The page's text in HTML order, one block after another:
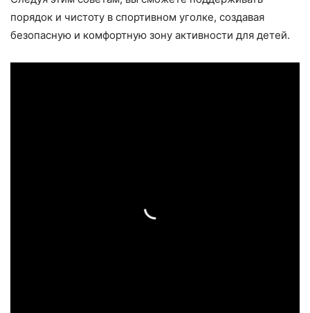
порядок и чистоту в спортивном уголке, создавая
безопасную и комфортную зону активности для детей.